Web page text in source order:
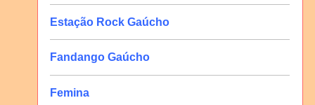
Estação Rock Gaúcho
Fandango Gaúcho
Femina